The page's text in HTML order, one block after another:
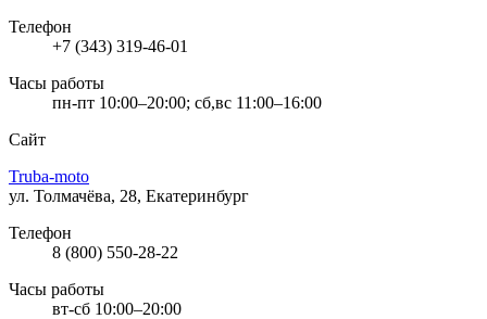
Телефон
+7 (343) 319-46-01
Часы работы
пн-пт 10:00–20:00; сб,вс 11:00–16:00
Сайт
Truba-moto
ул. Толмачёва, 28, Екатеринбург
Телефон
8 (800) 550-28-22
Часы работы
вт-сб 10:00–20:00